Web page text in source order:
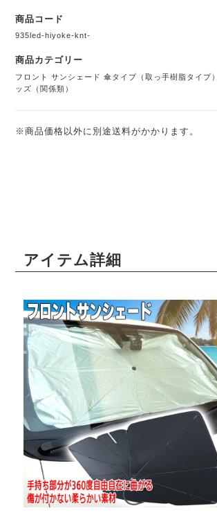
商品コード
935led-hiyoke-knt-
商品カテゴリー
フロント サンシェード 傘タイプ（取っ手樹脂タイプ）
ッズ（関係類）
※商品価格以外に別途送料がかかります。
アイテム詳細